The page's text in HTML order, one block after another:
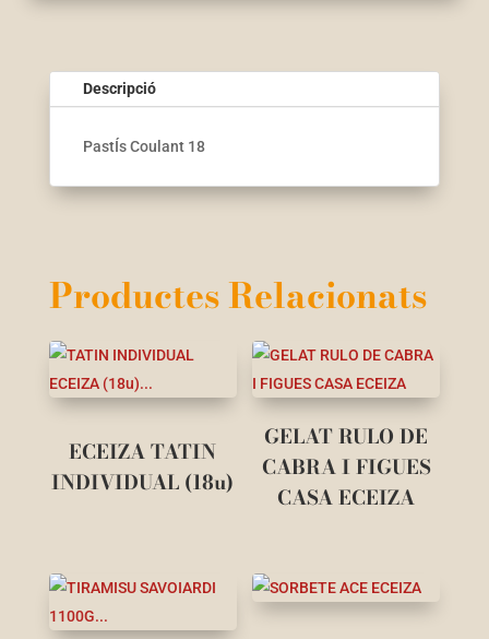
Descripció
PastÍs Coulant 18
Productes Relacionats
ECEIZA TATIN
INDIVIDUAL (18u)
GELAT RULO DE
CABRA I FIGUES
CASA ECEIZA